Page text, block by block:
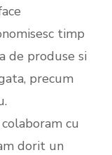
timp
de produse si
precum
cu
dorit un